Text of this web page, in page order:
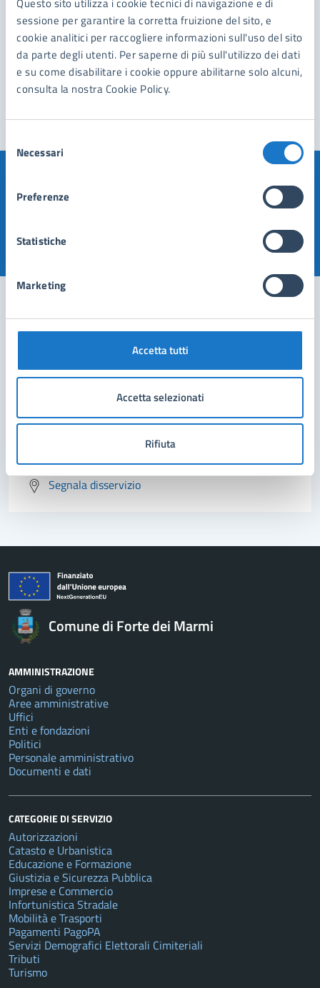
sessione per garantire la corretta fruizione del sito, e
cookie analitici per raccogliere informazioni sull'uso del sito
da parte degli utenti. Per saperne di più sull'utilizzo dei dati
e su come disabilitare i cookie oppure abilitarne solo alcuni,
consulta la nostra Cookie Policy.
delNecessari
Preferenze
Statistiche
Marketing
Accetta tutti
Accetta selezionati
Rifiuta
1 2 »
Quanto sono chiare le informazioni su questa
pagina?
Contatta il comune
Richiedi assistenza
Prenota appuntamento
Segnala disservizio
Comune di Forte dei Marmi
AMMINISTRAZIONE
Organi di governo
Aree amministrative
Uffici
Enti e fondazioni
Politici
Personale amministrativo
Documenti e dati
CATEGORIE DI SERVIZIO
Autorizzazioni
Catasto e Urbanistica
Educazione e Formazione
Giustizia e Sicurezza Pubblica
Imprese e Commercio
Infortunistica Stradale
Mobilità e Trasporti
Pagamenti PagoPA
Servizi Demografici Elettorali Cimiteriali
Tributi
Turismo